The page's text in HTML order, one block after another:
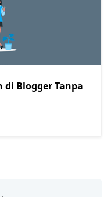
di Blogger Tanpa